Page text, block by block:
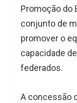
Promoção do
conjunto de
promover o
capacidade
federados.
A concessão